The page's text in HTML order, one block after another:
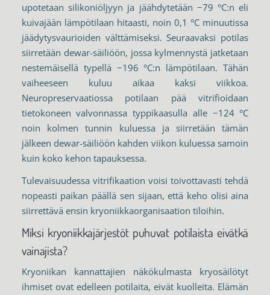
upotetaan silikoniöljyyn ja jäähdytetään −79 °C:n eli
kuivajään lämpötilaan hitaasti, noin 0,1 °C minuutissa
jäädytysvaurioiden välttämiseksi. Seuraavaksi potilas
siirretään dewar-säiliöön, jossa kylmennystä jatketaan
nestemäisellä typellä −196 °C:n lämpötilaan. Tähän
vaiheeseen kuluu aikaa kaksi viikkoa.
Neuropreservaatiossa potilaan pää vitrifioidaan
tietokoneen valvonnassa typpikaasulla alle −124 °C
noin kolmen tunnin kuluessa ja siirretään tämän
jälkeen dewar-säiliöön kahden viikon kuluessa samoin
kuin koko kehon tapauksessa.
Tulevaisuudessa vitrifikaation voisi toivottavasti tehdä
nopeasti paikan päällä sen sijaan, että keho olisi aina
siirrettävä ensin kryoniikkaorganisaation tiloihin.
Miksi kryoniikkajärjestöt puhuvat potilaista eivätkä
vainajista?
Kryoniikan kannattajien näkökulmasta kryosäilötyt
ihmiset ovat edelleen potilaita, eivät kuolleita. Elämän